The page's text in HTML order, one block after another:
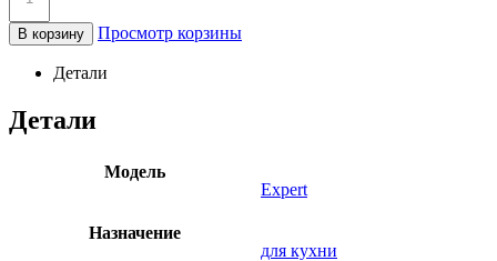
В корзину Просмотр корзины
Детали
Детали
Модель
Expert
Назначение
для кухни